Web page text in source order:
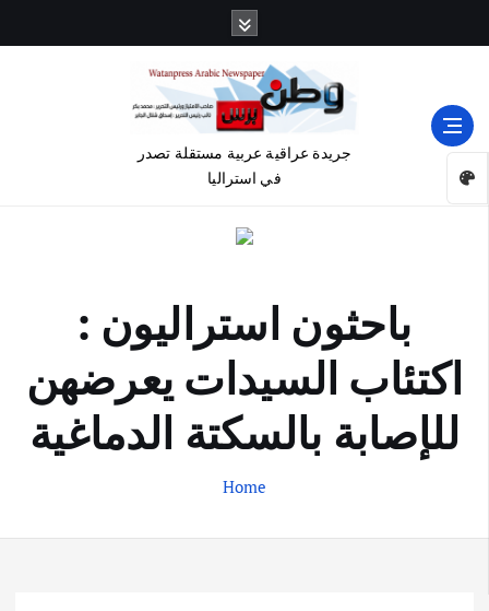
جريدة عراقية عربية مستقلة تصدر
في استراليا
باحثون استراليون :
اكتئاب السيدات يعرضهن
للإصابة بالسكتة الدماغية
Home